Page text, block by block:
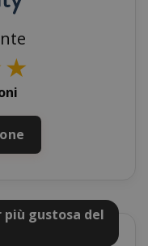
★
gustosa del